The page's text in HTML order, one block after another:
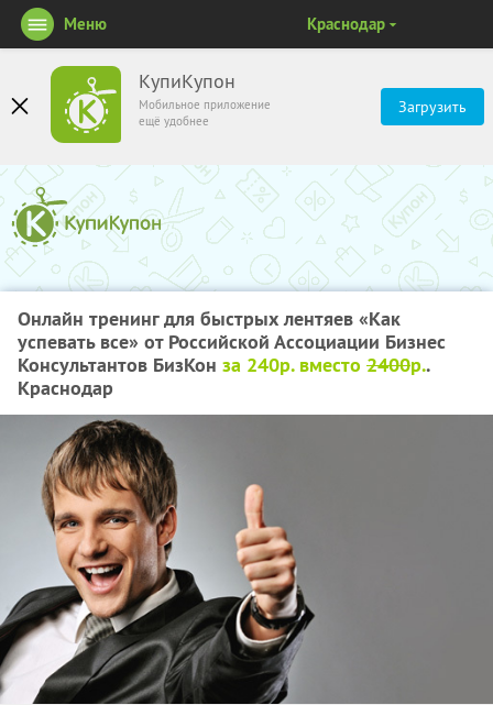
КупиКупон
Мобильное приложение
ещё удобнее
Загрузить
Меню Краснодар
Онлайн тренинг для быстрых лентяев «Как
успевать все» от Российской Ассоциации Бизнес
Консультантов БизКон за 240р. вместо 2400р..
Краснодар